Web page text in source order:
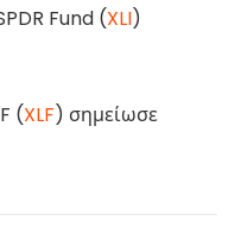
Fund (XLI)
(XLF) σημείωσε